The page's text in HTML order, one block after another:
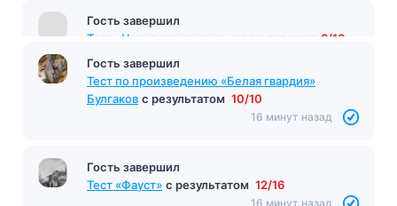
Гость завершил
Тест «Человек на часах»
с результатом 8/10
Гость завершил
Тест по произведению «Белая гвардия»